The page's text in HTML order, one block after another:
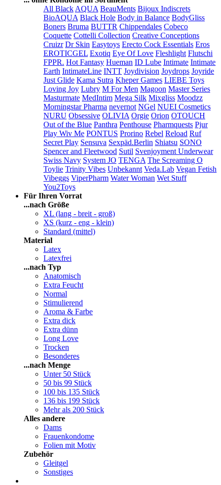
All Black AQUA BeauMents Bijoux Indiscrets
BioAQUA Black Hole Body in Balance BodyGliss
Boners Bruma BUTTR Chippendales Cobeco
Coquette Cottelli Collection Creative Conceptions
Cruizr Dr Skin Easytoys Erecto Cock Essentials Eros
EROTICGEL Exotiq Eye Of Love Fleshlight Flutschi
FPPR. Hot Fantasy Hueman ID Lube Intimate Intimate
Earth IntimateLine INTT Joydivision Joydrops Joyride
Just Glide Kama Sutra Kheper Games LIEBE Toys
Loving Joy Lubry M For Men Magoon Master Series
Masturmate MedIntim Mega Silk Mixgliss Moodzz
Morningstar Pharma nevernot NGel NUEI Cosmetics
NURU Obsessive OLIVIA Orgie Orion OTOUCH
Out of the Blue Panthra Penthouse Pharmquests Pjur
Play Wiv Me PONTUS Prorino Rebel Reload Ruf
Secret Play Sensuva Sexpäd.Berlin Shiatsu SONO
Spencer and Fleetwood Sutil Svenjoyment Underwear
Swiss Navy System JO TENGA The Screaming O
Toylie Trinity Vibes Unbekannt Veda.Lab Vegan Fetish
Vibeggs ViperPharm Water Woman Wet Stuff
You2Toys
Für Ihren Vorrat
...nach Größe
XL (lang - breit - groß)
XS (kurz - eng - klein)
Standard (mittel)
Material
Latex
Latexfrei
...nach Typ
Anatomisch
Extra Feucht
Normal
Stimulierend
Aroma & Farbe
Extra dick
Extra dünn
Long Love
Trocken
Besonderes
...nach Menge
Unter 50 Stück
50 bis 99 Stück
100 bis 135 Stück
136 bis 199 Stück
Mehr als 200 Stück
Alles andere
Dams
Frauenkondome
Folien mit Motiv
Zubehör
Gleitgel
Sonstiges